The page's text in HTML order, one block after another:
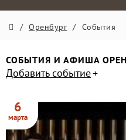
/ Оренбург / События
СОБЫТИЯ И АФИША
Добавить событие
6
марта